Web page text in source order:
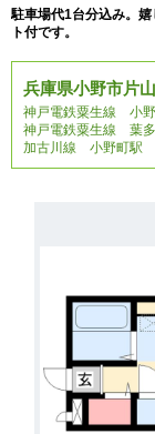
駐車場代1台分込み。
ト付です。
兵庫県小野市片
神戸電鉄粟生線 小
神戸電鉄粟生線 葉
加古川線 小野町駅